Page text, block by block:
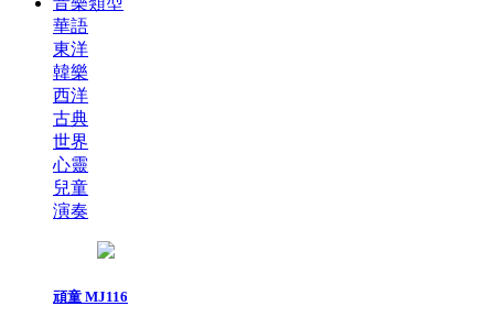
華語
東洋
韓樂
西洋
古典
世界
心靈
兒童
演奏
頑童 MJ116